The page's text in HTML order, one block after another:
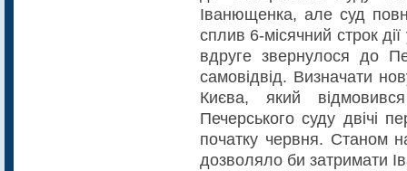
Іванющенка, але суд
сплив 6-місячний строк
вдруге звернулося до
самовідвід. Визначати
Києва, який
Печерського суду двічі
початку червня. Станом
дозволяло би затримати